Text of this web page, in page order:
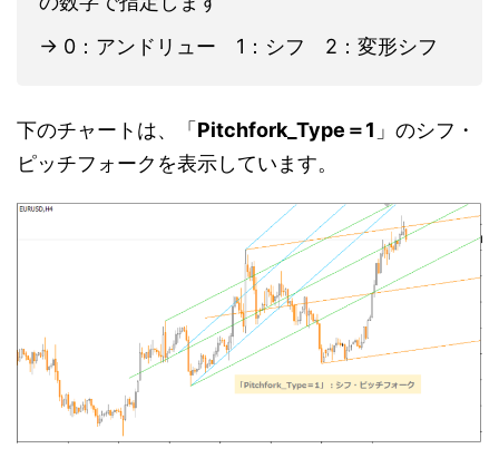
→ 0：アンドリュー 1：シフ 2：変形シフ
下のチャートは、「 Pitchfork_Type＝1 」のシフ・
ピッチフォークを表示しています。